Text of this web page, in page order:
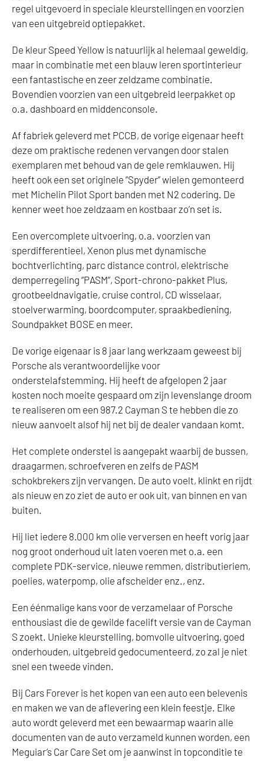
regel uitgevoerd in speciale kleurstellingen en voorzien
van een uitgebreid optiepakket.
De kleur Speed Yellow is natuurlijk al helemaal geweldig,
maar in combinatie met een blauw leren sportinterieur
een fantastische en zeer zeldzame combinatie.
Bovendien voorzien van een uitgebreid leerpakket op
o.a. dashboard en middenconsole.
Af fabriek geleverd met PCCB, de vorige eigenaar heeft
deze om praktische redenen vervangen door stalen
exemplaren met behoud van de gele remklauwen. Hij
heeft ook een set originele ”Spyder” wielen gemonteerd
met Michelin Pilot Sport banden met N2 codering. De
kenner weet hoe zeldzaam en kostbaar zo’n set is.
Een overcomplete uitvoering, o.a. voorzien van
sperdifferentieel, Xenon plus met dynamische
bochtverlichting, parc distance control, elektrische
demperregeling “PASM”, Sport-chrono-pakket Plus,
grootbeeldnavigatie, cruise control, CD wisselaar,
stoelverwarming, boordcomputer, spraakbediening,
Soundpakket BOSE en meer.
De vorige eigenaar is 8 jaar lang werkzaam geweest bij
Porsche als verantwoordelijke voor
onderstelafstemming. Hij heeft de afgelopen 2 jaar
kosten noch moeite gespaard om zijn levenslange droom
te realiseren om een 987.2 Cayman S te hebben die zo
nieuw aanvoelt alsof hij net bij de dealer vandaan komt.
Het complete onderstel is aangepakt waarbij de bussen,
draagarmen, schroefveren en zelfs de PASM
schokbrekers zijn vervangen. De auto voelt, klinkt en rijdt
als nieuw en zo ziet de auto er ook uit, van binnen en van
buiten.
Hij liet iedere 8.000 km olie verversen en heeft vorig jaar
nog groot onderhoud uit laten voeren met o.a. een
complete PDK-service, nieuwe remmen, distributieriem,
poelies, waterpomp, olie afscheider enz., enz.
Een éénmalige kans voor de verzamelaar of Porsche
enthousiast die de gewilde facelift versie van de Cayman
S zoekt. Unieke kleurstelling, bomvolle uitvoering, goed
onderhouden, uitgebreid gedocumenteerd, zo zal je niet
snel een tweede vinden.
Bij Cars Forever is het kopen van een auto een belevenis
en maken we van de aflevering een klein feestje. Elke
auto wordt geleverd met een bewaarmap waarin alle
documenten van de auto verzameld kunnen worden, een
Meguiar’s Car Care Set om je aanwinst in topconditie te